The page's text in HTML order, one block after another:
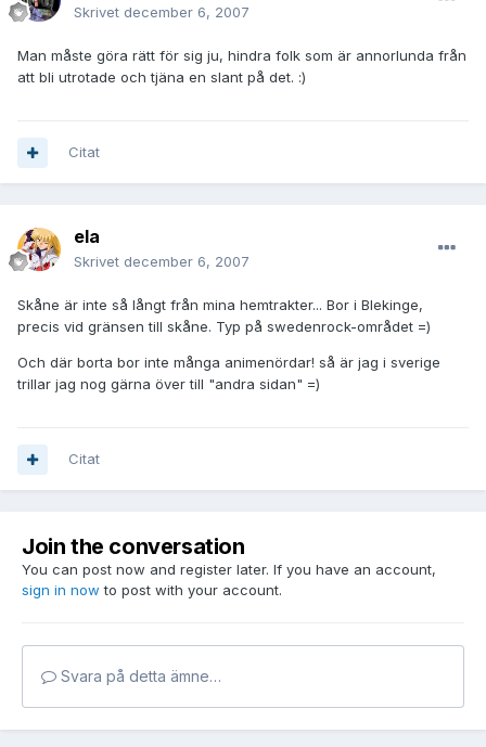
Skrivet december 6, 2007
Man måste göra rätt för sig ju, hindra folk som är annorlunda från
att bli utrotade och tjäna en slant på det. :)
Citat
ela
Skrivet december 6, 2007
Skåne är inte så långt från mina hemtrakter... Bor i Blekinge,
precis vid gränsen till skåne. Typ på swedenrock-området =)
Och där borta bor inte många animenördar! så är jag i sverige
trillar jag nog gärna över till "andra sidan" =)
Citat
Join the conversation
You can post now and register later. If you have an account,
sign in now to post with your account.
Svara på detta ämne…